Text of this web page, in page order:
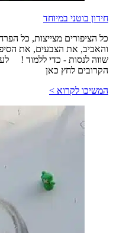
חידון בוטני במיוחד
כל הציפורים מצייצות, כל
והאביב, את הצבעים, את
שווה לנסות - כדי ללמוד !
הקרובים לחץ כאן
המשיכו לקרוא >